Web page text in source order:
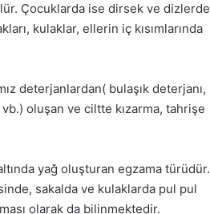
Çocuklarda ise dirsek ve dizlerde
kulaklar, ellerin iç kısımlarında
deterjanlardan( bulaşık deterjanı,
oluşan ve ciltte kızarma, tahrişe
yağ oluşturan egzama türüdür.
sakalda ve kulaklarda pul pul
olarak da bilinmektedir.